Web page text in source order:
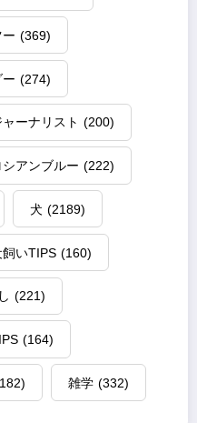
(369)
(274)
ーナリスト (200)
シアンブルー (222)
犬 (2189)
飼いTIPS (160)
(221)
(164)
雑学 (332)